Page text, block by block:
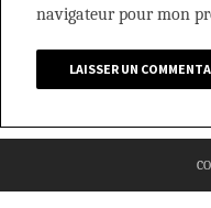
navigateur pour mon